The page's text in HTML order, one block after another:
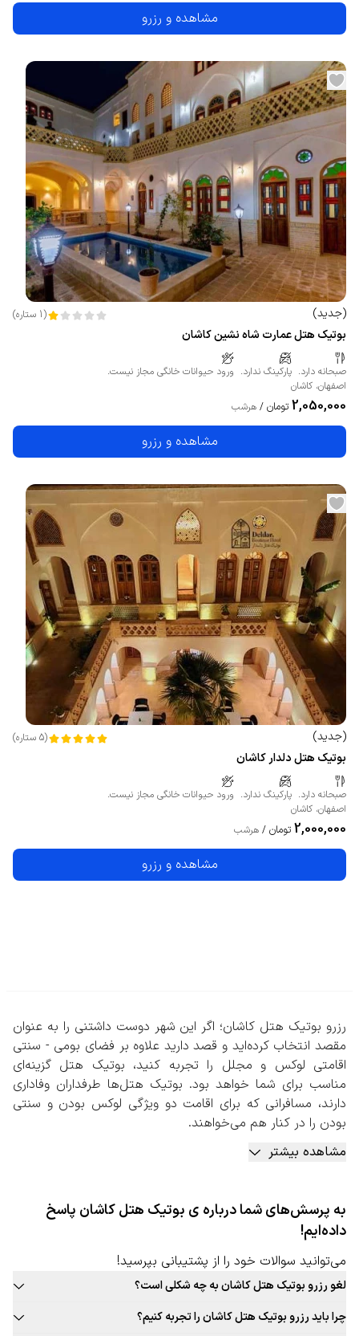
مشاهده و رزرو
(جدید)
(
1 ستاره)
بوتیک هتل عمارت شاه نشین کاشان
صبحانه دارد. پارکینگ ندارد. ورود حیوانات خانگی مجاز نیست.
اصفهان، کاشان
2,050,000 تومان / هرشب
مشاهده و رزرو
(جدید)
(
5 ستاره)
بوتیک هتل دلدار کاشان
صبحانه دارد. پارکینگ ندارد. ورود حیوانات خانگی مجاز نیست.
اصفهان، کاشان
2,000,000 تومان / هرشب
مشاهده و رزرو
رزرو بوتیک هتل کاشان؛ اگر این شهر دوست داشتنی را به عنوان
مقصد انتخاب کرده‌اید و قصد دارید علاوه بر فضای بومی - سنتی
اقامتی لوکس و مجلل را تجربه کنید، بوتیک هتل گزینه‌ای
مناسب برای شما خواهد بود. بوتیک هتل‌ها طرفداران وفاداری
دارند، مسافرانی که برای اقامت دو ویژگی لوکس بودن و سنتی
بودن را در کنار هم می‌خواهند.
با رزرو بوتیک هتل کاشان، می توانید از امکاناتی مانند استفاده از
رستوران‌های مجلل با غذاهای سنتی این شهر، اتاق‌هایی لوکس با
خوراکی سنتی و… بهره‌مند شوید. اقامت در بوتیک هتل‌ها
تجربه‌ای نو و جذاب خواهد بود، تجربه‌ای که اقامت در هتل‌های
لوکس را با فضایی سنتی ارائه می‌دهد.
رزرو بوتیک هتل کاشان به صورت آنلاین
با توجه به بافت سنتی این شهر پیشنهاد می‌کنیم، حتما در سایت
سفربازی به بررسی و انجام رزرو بوتیک هتل کاشان بپردازید.
کارشناسان تامین بوتیک هتل سفربازی، بهترین بوتیک هتل‌های
مشاهده بیشتر
به پرسش‌های شما درباره ی بوتیک هتل کاشان پاسخ
داده‌ایم!
می‌توانید سوالات خود را از پشتیبانی بپرسید!
لغو رزرو بوتیک هتل کاشان به چه شکلی است؟
قوانین لغو رزرو بوتیک هتل این شهر به صورت ثابت برای تمامی بوتیک هتل
قابل ارائه نیست. حتما در زمان رزرو بوتیک هتل مورد نظر خود به قوانین
چرا باید رزرو بوتیک هتل کاشان را تجربه کنیم؟